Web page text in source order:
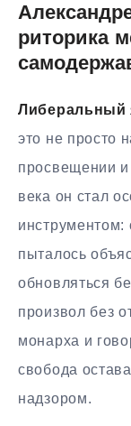
риторика
Либеральный
это не просто
просвещении и
века он стал
пыталось
обновляться
произвол без
монарха и
свобода
надзором.